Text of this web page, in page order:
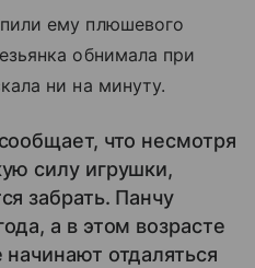
ему плюшевого
обнимала при
ни на минуту.
что несмотря
силу игрушки,
забрать. Панчу
а в этом возрасте
отдаляться